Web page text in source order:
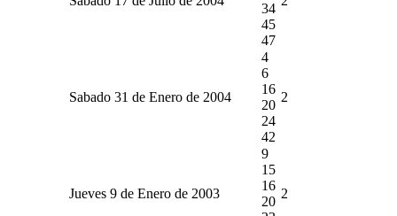
34
45
47
Sabado 31 de Enero de 2004
4
6
16
20
24
42
2
Jueves 9 de Enero de 2003
9
15
16
20
2